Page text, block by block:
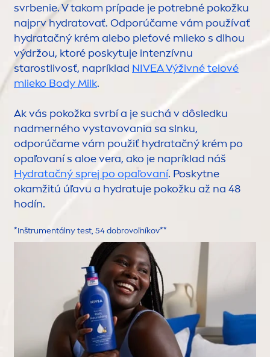
svrbenie. V takom prípade je potrebné pokožku
najprv hydratovať. Odporúčame vám používať
hydratačný krém alebo pleťové mlieko s dlhou
výdržou, ktoré poskytuje intenzívnu
starostlivosť, napríklad NIVEAVýživné telové
mlieko Body Milk.
Ak vás pokožka svrbí a je suchá v dôsledku
nadmerného vystavovania sa slnku,
odporúčame vám použiť hydratačný krém po
opaľovaní s aloe vera, ako je napríklad náš
Hydratačný sprej po opaľovaní. Poskytne
okamžitú úľavu a hydratuje pokožku až na 48
hodín.
*Inštrumentálny test, 54 dobrovoľníkov**